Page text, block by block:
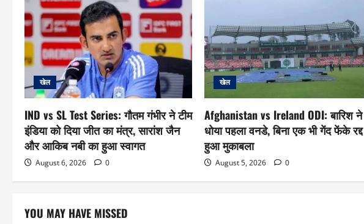
खेल
IND vs SL Test Series: गौतम गंभीर ने टीम
इंडिया को दिया जीत का मंत्र, सारांश जैन
और आकिब नबी का हुआ स्वागत
August 6, 2026 0
खेल
Afghanistan vs Ireland ODI: बारिश ने
धोया पहला वनडे, बिना एक भी गेंद फेंके रद्द
हुआ मुकाबला
August 5, 2026 0
YOU MAY HAVE MISSED